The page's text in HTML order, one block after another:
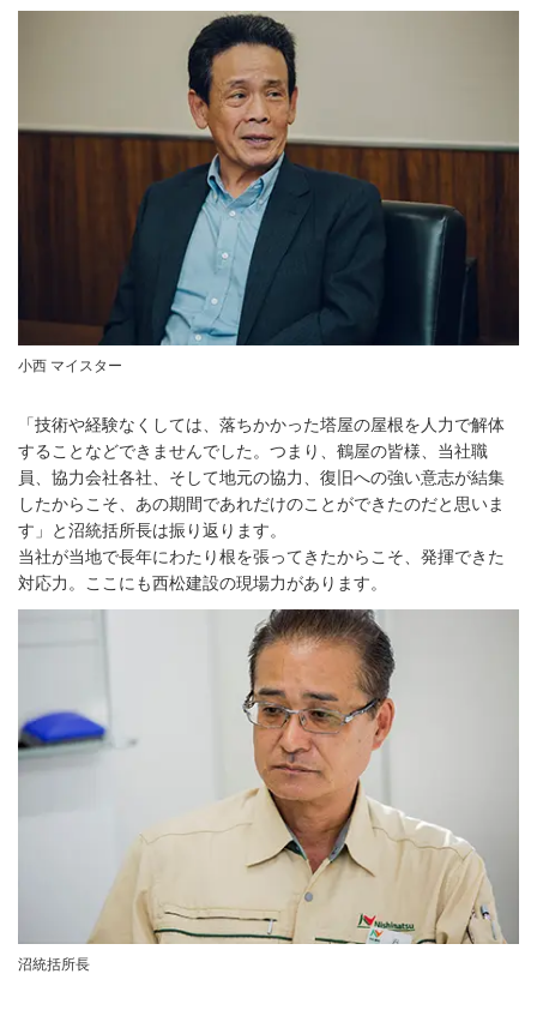
小西 マイスター
沼統括所長
「技術や経験なくしては、落ちかかった塔屋の屋根を人力で解体
することなどできませんでした。つまり、鶴屋の皆様、当社職
員、協力会社各社、そして地元の協力、復旧への強い意志が結集
したからこそ、あの期間であれだけのことができたのだと思いま
す」と沼統括所長は振り返ります。
当社が当地で長年にわたり根を張ってきたからこそ、発揮できた
対応力。ここにも西松建設の現場力があります。